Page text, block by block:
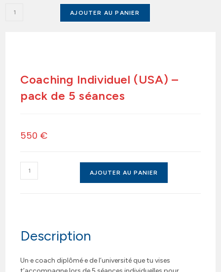
AJOUTER AU PANIER
Coaching Individuel (USA) –
pack de 5 séances
550 €
AJOUTER AU PANIER
Description
Un·e coach diplômé·e de l’université que tu vises